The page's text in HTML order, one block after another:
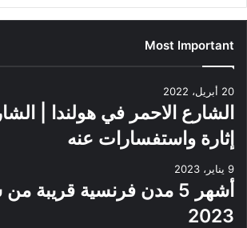
Most Important
20 أبريل، 2022
الشارع الاحمر في هولندا |
إثارة واستفسارات عنه
9 يناير، 2023
أشهر 5 مدن فرنسية قريبة
2023